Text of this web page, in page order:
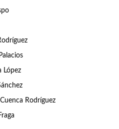
López
Rodríguez